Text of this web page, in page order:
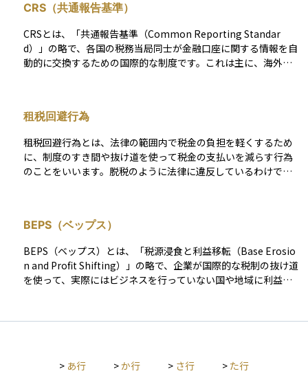
ト」などは、OECDが主導しており、多くの国で税法の見直し
に影響を与えています。海外に資産を持つ場合や国際的な投資
を考える際には、OECDの動向が各国の制度に反映されること
が多いため、知っておくべき存在です。
CRS（共通報告基準）
CRSとは、「共通報告基準（Common Reporting Standar
d）」の略で、各国の税務当局同士が金融口座に関する情報を自
動的に交換するための国際的な制度です。これは主に、海外口
ている場合、その情報は現地の金融機関から日本の国税庁に自
動的に報告される仕組みになっています。これにより、海外に
資産を移してもその存在が把握されやすくなり、適正な納税を
促すことができます。投資初心者にとっては直接の影響は少な
いかもしれませんが、グローバルな資産運用やオフショア投資
租税回避行為
租税回避行為とは、法律の範囲内で税金の負担を軽くするため
に、制度のすき間や抜け道を使って税金の支払いを減らす行為
のことをいいます。脱税のように法律に違反しているわけでは
当局はこのような行為を封じるために法律の整備を進めていま
す。資産運用を行う際には、合法であっても過度な租税回避は
信頼性や評判に影響することがあるため、注意が必要です。
BEPS（ベップス）
BEPS（ベップス）とは、「税源浸食と利益移転（Base Erosio
n and Profit Shifting）」の略で、企業が国際的な税制の抜け道
を使って、実際にはビジネスを行っていない国や地域に利益を
会社を設立し、そこに利益を移すことで、本来よりも少ない税
悪影響を及ぼすため、OECDが中心となって国際的な対策（BE
> あ行 >か行 > さ行 > た行